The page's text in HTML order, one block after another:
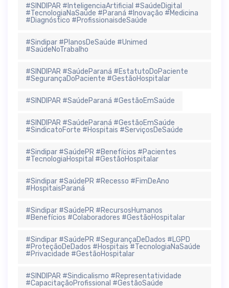
#SINDIPAR #InteligenciaArtificial #SaúdeDigital
#TecnologiaNaSaúde #Paraná #Inovação #Medicina
#Diagnóstico #ProfissionaisdeSaúde
#Sindipar #PlanosDeSaúde #Unimed
#SaúdeNoTrabalho
#SINDIPAR #SaúdeParaná #EstatutoDoPaciente
#SegurançaDoPaciente #GestãoHospitalar
#SINDIPAR #SaúdeParaná #GestãoEmSaúde
#SINDIPAR #SaúdeParaná #GestãoEmSaúde
#SindicatoForte #Hospitais #ServiçosDeSaúde
#Sindipar #SaúdePR #Benefícios #Pacientes
#TecnologiaHospital #GestãoHospitalar
#Sindipar #SaúdePR #Recesso #FimDeAno
#HospitaisParaná
#Sindipar #SaúdePR #RecursosHumanos
#Benefícios #Colaboradores #GestãoHospitalar
#Sindipar #SaúdePR #SegurançaDeDados #LGPD
#ProteçãoDeDados #Hospitais #TecnologiaNaSaúde
#Privacidade #GestãoHospitalar
#SINDIPAR #Sindicalismo #Representatividade
#CapacitaçãoProfissional #GestãoSaúde